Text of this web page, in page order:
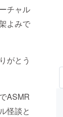
チャル
よみで
がとう
ASMR
怪談と